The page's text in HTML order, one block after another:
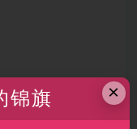
×
锦旗